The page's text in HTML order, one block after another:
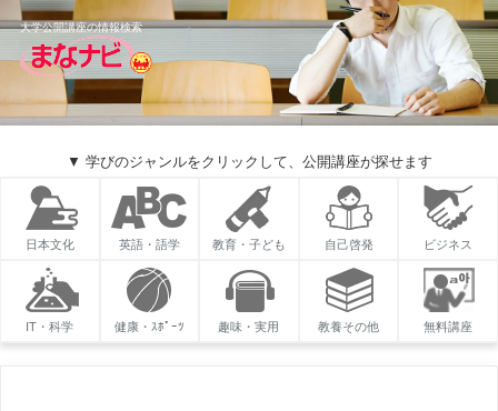
大学公開講座の情報検索
▼ 学びのジャンルをクリックして、公開講座が探せます
日本文化 英語・語学 教育・子ども 自己啓発 ビジネス
IT・科学 健康・ｽﾎﾟｰﾂ 趣味・実用 教養その他 無料講座